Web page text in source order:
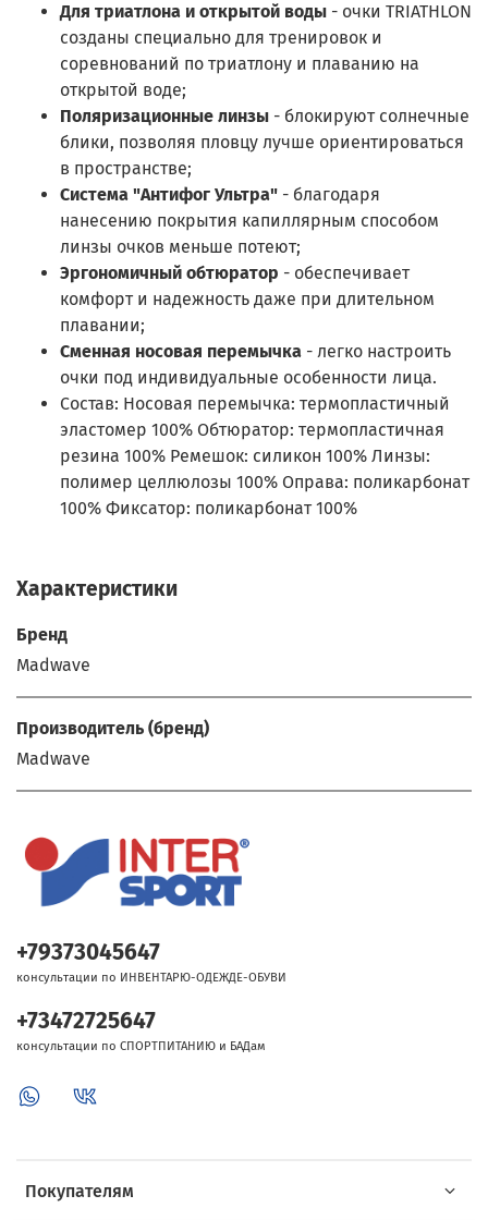
Для триатлона и открытой воды - очки TRIATHLON
созданы специально для тренировок и
соревнований по триатлону и плаванию на
открытой воде;
Поляризационные линзы - блокируют солнечные
блики, позволяя пловцу лучше ориентироваться
в пространстве;
Система "Антифог Ультра" - благодаря
нанесению покрытия капиллярным способом
линзы очков меньше потеют;
Эргономичный обтюратор - обеспечивает
комфорт и надежность даже при длительном
плавании;
Сменная носовая перемычка - легко настроить
очки под индивидуальные особенности лица.
Состав: Носовая перемычка: термопластичный
эластомер 100% Обтюратор: термопластичная
резина 100% Ремешок: силикон 100% Линзы:
полимер целлюлозы 100% Оправа: поликарбонат
100% Фиксатор: поликарбонат 100%
Характеристики
Бренд
Madwave
Производитель (бренд)
Madwave
Покупателям
+79373045647
консультации по ИНВЕНТАРЮ-ОДЕЖДЕ-ОБУВИ
+73472725647
консультации по СПОРТПИТАНИЮ и БАДам